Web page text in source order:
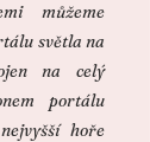
můžeme
světla na
na celý
portálu
hoře